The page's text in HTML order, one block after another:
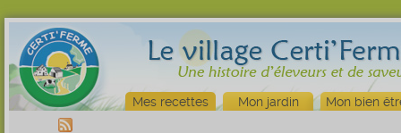
Mes recettes Mon jardin Mon bien